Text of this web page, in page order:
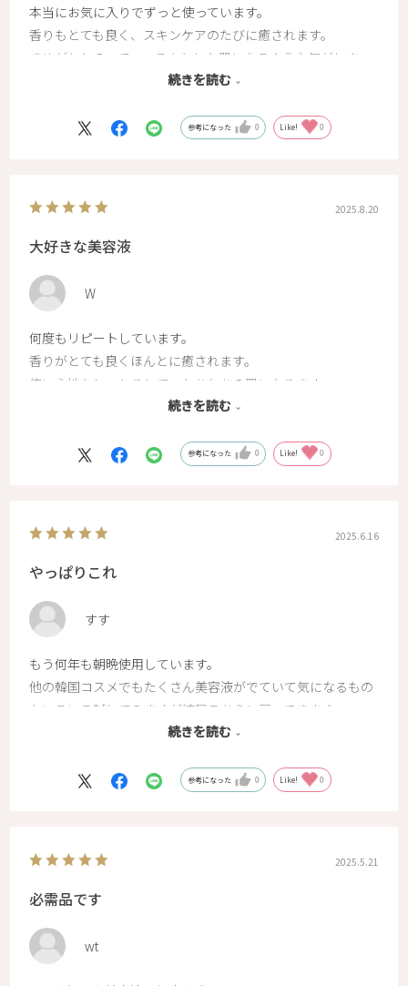
本当にお気に入りでずっと使っています。
香りもとても良く、スキンケアのたびに癒されます。
きめがととのって、つるんとした肌になるような気がしま
これからもずっとリピートします。
続きを読む
参考になった 0 Like! 0
2025.8.20
大好きな美容液
W
何度もリピートしています。
香りがとても良くほんとに癒されます。
使い心地もしっとりして、もちもちの肌になります。
長い間使っているので、肌のくすみがとれてきたような気が
無くてはならない美容液なので、これからもずっと使ってい
続きを読む
参考になった 0 Like! 0
2025.6.16
やっぱりこれ
すす
もう何年も朝晩使用しています。
他の韓国コスメでもたくさん美容液がでていて気になるもの
もいろいろ試してみますが結局こちらに戻ってきます。
使用する日とやっぱり肌の調子が安定します。
うのでずっと使い続けていきたいです。
続きを読む
参考になった 0 Like! 0
2025.5.21
必需品です
wt